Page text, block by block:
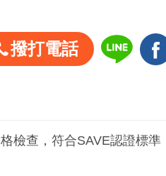
撥打電話
檢查，符合SAVE認證標準